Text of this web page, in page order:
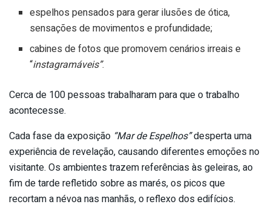
espelhos pensados para gerar ilusões de ótica,
sensações de movimentos e profundidade;
cabines de fotos que promovem cenários irreais e
“instagramáveis”.
Cerca de 100 pessoas trabalharam para que o trabalho
acontecesse.
Cada fase da exposição “Mar de Espelhos”desperta uma
experiência de revelação, causando diferentes emoções no
visitante. Os ambientes trazem referências às geleiras, ao
fim de tarde refletido sobre as marés, os picos que
recortam a névoa nas manhãs, o reflexo dos edifícios.